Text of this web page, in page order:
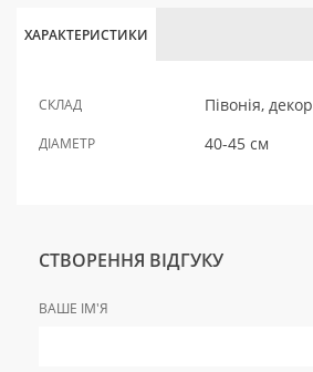
ХАРАКТЕРИСТИКИ
СКЛАД Півонія, декор
ДІАМЕТР 40-45 см
СТВОРЕННЯ ВІДГУКУ
ВАШЕ ІМ'Я